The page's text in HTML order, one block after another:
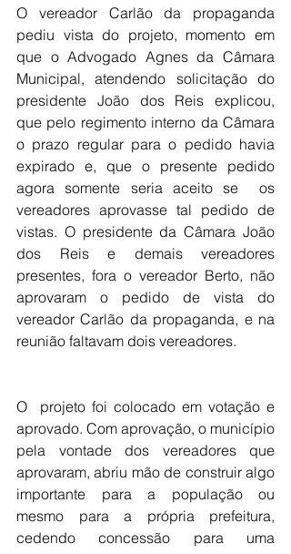
O vereador Carlão da propaganda
pediu vista do projeto, momento em
que o Advogado Agnes da Câmara
Municipal, atendendo solicitação do
presidente João dos Reis explicou,
que pelo regimento interno da Câmara
o prazo regular para o pedido havia
expirado e, que o presente pedido
agora somente seria aceito se  os
vereadores aprovasse tal pedido de
vistas. O presidente da Câmara João
dos Reis e demais vereadores
presentes, fora o vereador Berto, não
aprovaram o pedido de vista do
vereador Carlão da propaganda, e na
reunião faltavam dois vereadores.
O  projeto foi colocado em votação e
aprovado. Com aprovação, o município
pela vontade dos vereadores que
aprovaram, abriu mão de construir algo
importante para a população ou
mesmo para a própria prefeitura,
cedendo concessão para uma